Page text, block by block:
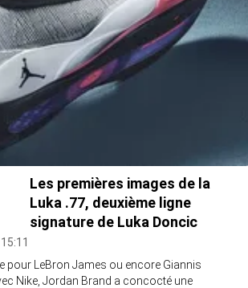
Les premières images de la
Luka .77, deuxième ligne
signature de Luka Doncic
pour LeBron James ou encore Giannis
Nike, Jordan Brand a concocté une